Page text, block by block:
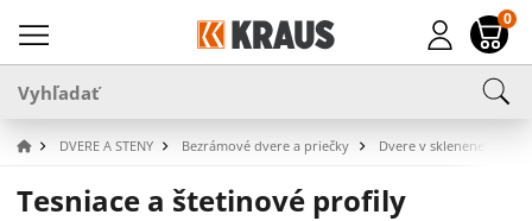
0
DVERE A STENY Bezrámové dvere a priečky Dvere v sklenenej
Tesniace a štetinové profily